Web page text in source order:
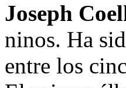
Joseph
ninos. Ha
entre los